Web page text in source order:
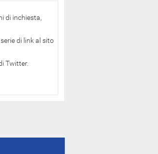
di inchiesta,
di link al sito
Twitter.